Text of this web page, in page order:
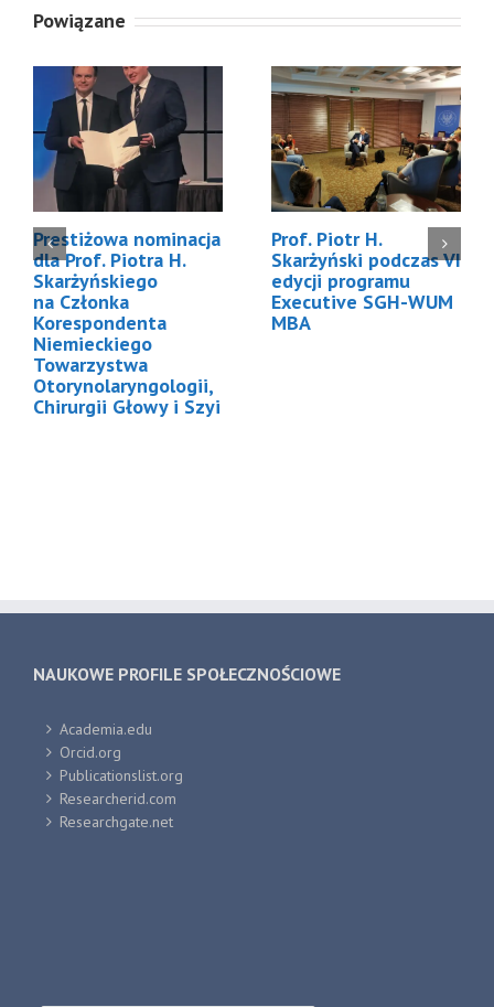
Powiązane
Prestiżowa nominacja
dla Prof. Piotra H.
Skarżyńskiego
na Członka
Korespondenta
Niemieckiego
Towarzystwa
Otorynolaryngologii,
Chirurgii Głowy i Szyi
Prof. Piotr H.
Skarżyński podczas VI
edycji programu
Executive SGH-WUM
MBA
NAUKOWE PROFILE SPOŁECZNOŚCIOWE
Academia.edu
Orcid.org
Publicationslist.org
Researcherid.com
Researchgate.net